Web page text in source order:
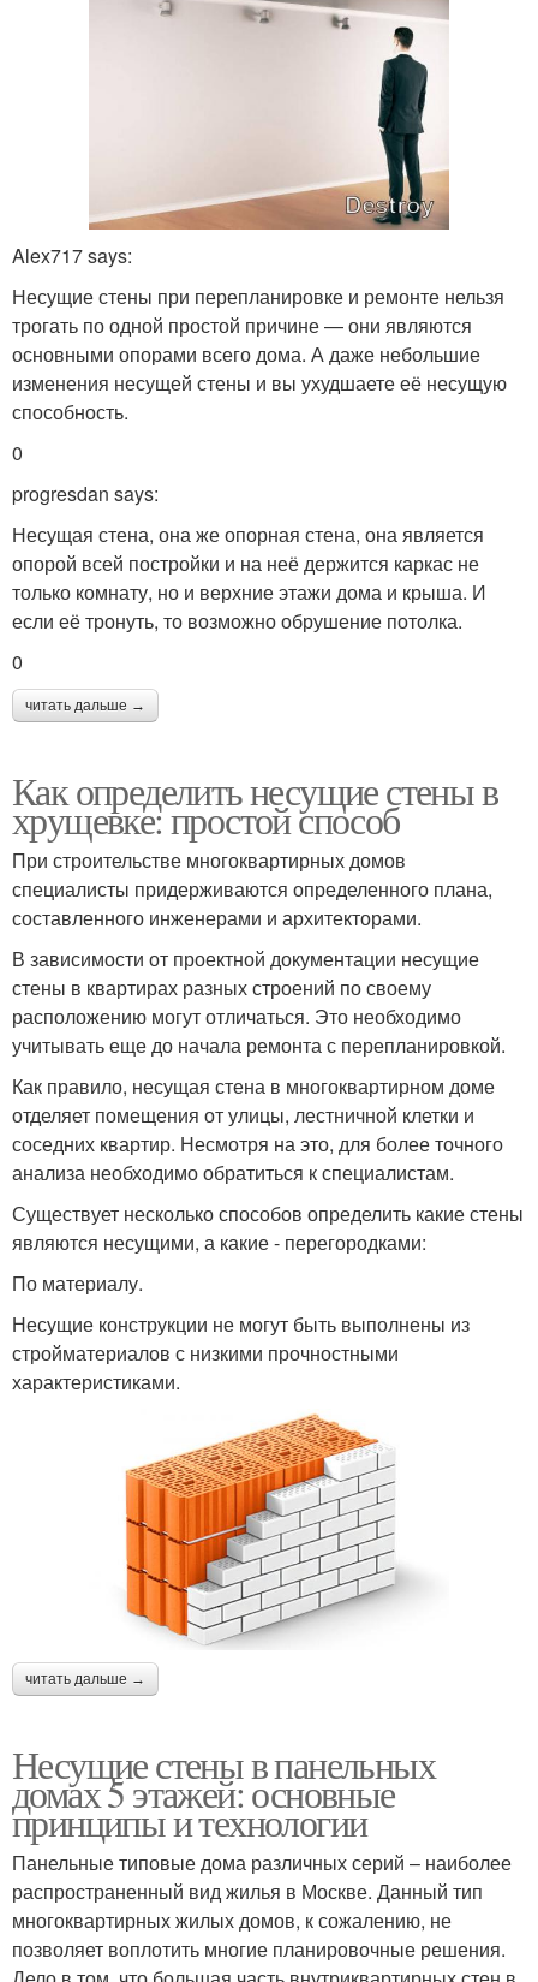
доме
Стен без доступа
Стен в панельной
хрущевке
Стен в частном доме
Стены в панельной
хрущевке
Выступы на стенах
Стены в однокомнатной
хрущевке
хрущевке
квартире
Стен в панельном доме
Межкомнатные стены
Стен в панельных
хрущевках
Наружные стены Ненесущие стены
Alex717 says:
Несущие стены при перепланировке и ремонте нельзя
трогать по одной простой причине — они являются
основными опорами всего дома. А даже небольшие
изменения несущей стены и вы ухудшаете её несущую
способность.
0
progresdan says:
Несущая стена, она же опорная стена, она является
опорой всей постройки и на неё держится каркас не
только комнату, но и верхние этажи дома и крыша. И
если её тронуть, то возможно обрушение потолка.
0
читать дальше →
Как определить несущие стены в
хрущевке: простой способ
При строительстве многоквартирных домов
специалисты придерживаются определенного плана,
составленного инженерами и архитекторами.
В зависимости от проектной документации несущие
стены в квартирах разных строений по своему
расположению могут отличаться. Это необходимо
учитывать еще до начала ремонта с перепланировкой.
Как правило, несущая стена в многоквартирном доме
отделяет помещения от улицы, лестничной клетки и
соседних квартир. Несмотря на это, для более точного
анализа необходимо обратиться к специалистам.
Существует несколько способов определить какие стены
являются несущими, а какие - перегородками:
По материалу.
Несущие конструкции не могут быть выполнены из
стройматериалов с низкими прочностными
характеристиками.
читать дальше →
Несущие стены в панельных
домах 5 этажей: основные
принципы и технологии
Панельные типовые дома различных серий – наиболее
распространенный вид жилья в Москве. Данный тип
многоквартирных жилых домов, к сожалению, не
позволяет воплотить многие планировочные решения.